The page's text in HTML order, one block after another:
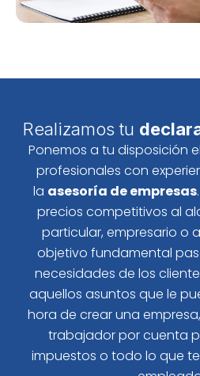
Realizamos tu
Ponemos a tu disposición
profesionales con
la asesoría de empresas
precios competitivos al
particular, empresario o
objetivo fundamental
necesidades de los
aquellos asuntos que le
hora de crear una
trabajador por cuenta
impuestos o todo lo que